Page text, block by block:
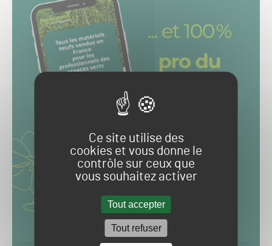
Ce site utilise des
cookies et vous donne le
contrôle sur ceux que
vous souhaitez activer
Tout accepter
Tout refuser